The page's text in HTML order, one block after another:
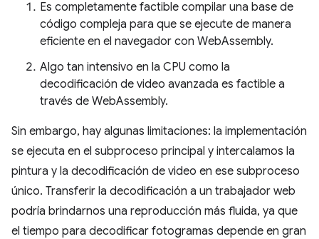
Es completamente factible compilar una base de
código compleja para que se ejecute de manera
eficiente en el navegador con WebAssembly.
Algo tan intensivo en la CPU como la
decodificación de video avanzada es factible a
través de WebAssembly.
Sin embargo, hay algunas limitaciones: la implementación
se ejecuta en el subproceso principal y intercalamos la
pintura y la decodificación de video en ese subproceso
único. Transferir la decodificación a un trabajador web
podría brindarnos una reproducción más fluida, ya que
el tiempo para decodificar fotogramas depende en gran